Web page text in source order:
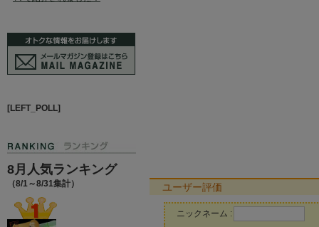
[LEFT_POLL]
8月人気ランキング
（8/1～8/31集計） ユーザー評価
ニックネーム :